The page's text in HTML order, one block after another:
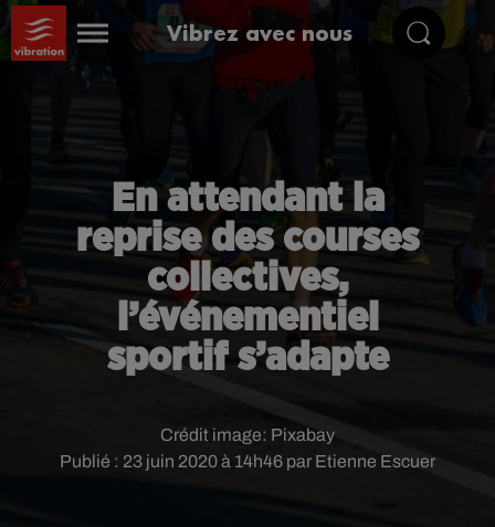
Vibrez avec nous
En attendant la
reprise des courses
collectives,
l’événementiel
sportif s’adapte
Publié : 23 juin 2020 à 14h46 par Etienne Escuer
Crédit image: Pixabay